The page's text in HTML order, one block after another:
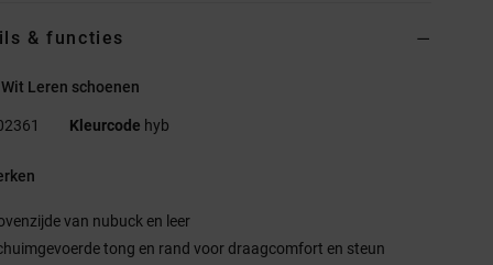
& functies
Leren schoenen
Kleurcode hyb
van nubuck en leer
tong en rand voor draagcomfort en steun